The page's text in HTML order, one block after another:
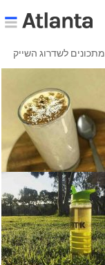
מתכונים לשדרוג השייק